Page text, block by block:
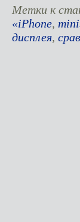
Метки к
«iPhone,
дисплея,